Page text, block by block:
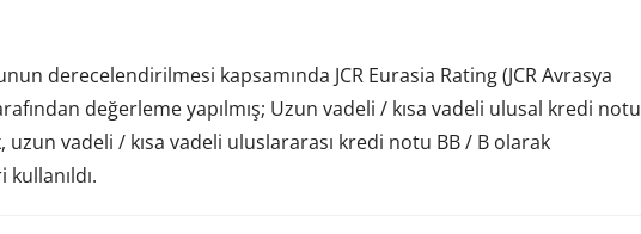
derecelendirilmesi kapsamında JCR Eurasia Rating (JCR Avrasya
değerleme yapılmış; Uzun vadeli / kısa vadeli ulusal kredi notu
uzun vadeli / kısa vadeli uluslararası kredi notu BB / B olarak